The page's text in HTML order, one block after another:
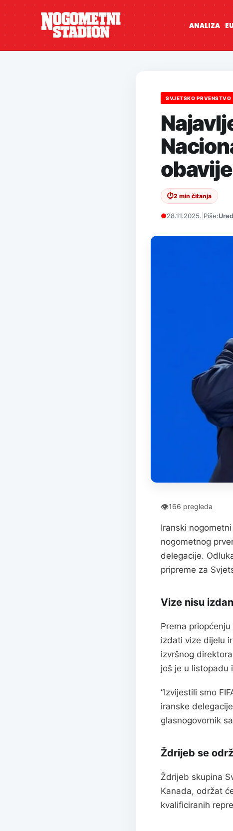
ANALIZA
SVJETSKO PRVENSTVO
⏱2 min čitanja
●28.11.2025. Piše:
👁166 pregleda
Iranski
nogometnog
delegacije.
pripreme za
Vize nisu
Prema
izdati vize dijelu
izvršnog
još je u listopadu
“Izvijestili smo
iranske
glasnogovornik
Ždrijeb se
Ždrijeb skupina
Kanada, održat
kvalificiranih